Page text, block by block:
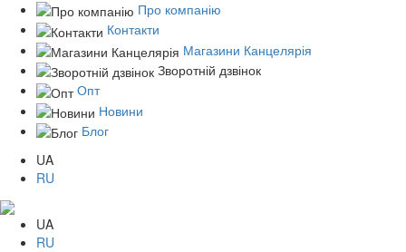
Про компанію
Контакти
Магазини Канцелярія
Зворотній дзвінок
Опт
Новини
Блог
UA
RU
UA
RU